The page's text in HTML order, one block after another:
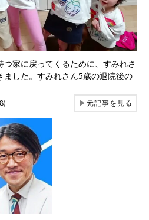
家に戻ってくるために、すみれさ
ました。すみれさん5歳の退院後の
▶元記事を見る